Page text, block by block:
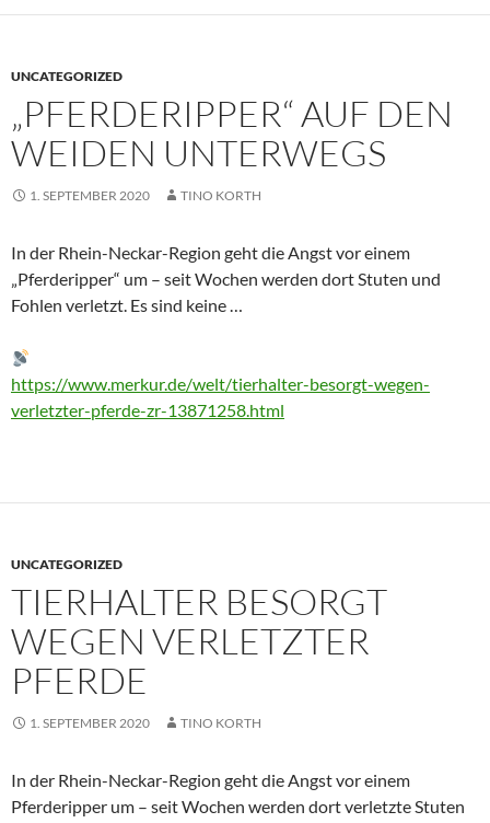
UNCATEGORIZED
„PFERDERIPPER“ AUF DEN
WEIDEN UNTERWEGS
1. SEPTEMBER 2020 TINO KORTH
In der Rhein-Neckar-Region geht die Angst vor einem
„Pferderipper“ um – seit Wochen werden dort Stuten und
Fohlen verletzt. Es sind keine …
https://www.merkur.de/welt/tierhalter-besorgt-wegen-
verletzter-pferde-zr-13871258.html
UNCATEGORIZED
TIERHALTER BESORGT
WEGEN VERLETZTER
PFERDE
1. SEPTEMBER 2020 TINO KORTH
In der Rhein-Neckar-Region geht die Angst vor einem
Pferderipper um – seit Wochen werden dort verletzte Stuten